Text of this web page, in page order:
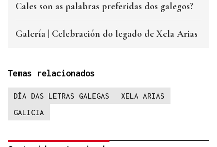
Cales son as palabras preferidas dos galegos?
Galería | Celebración do legado de Xela Arias
Temas relacionados
DÍA DAS LETRAS GALEGAS
XELA ARIAS
GALICIA